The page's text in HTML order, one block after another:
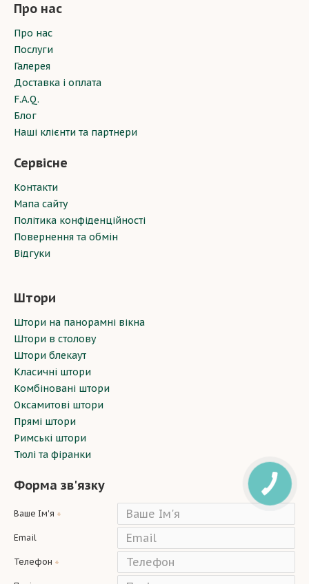
Про нас
Про нас
Послуги
Галерея
Доставка і оплата
F.A.Q.
Блог
Наші клієнти та партнери
Сервісне
Контакти
Мапа сайту
Політика конфіденційності
Повернення та обмін
Відгуки
Штори
Штори на панорамні вікна
Штори в столову
Штори блекаут
Класичні штори
Комбіновані штори
Оксамитові штори
Прямі штори
Римські штори
Тюлі та фіранки
Форма зв'язку
Ваше Ім'я
Email
Телефон